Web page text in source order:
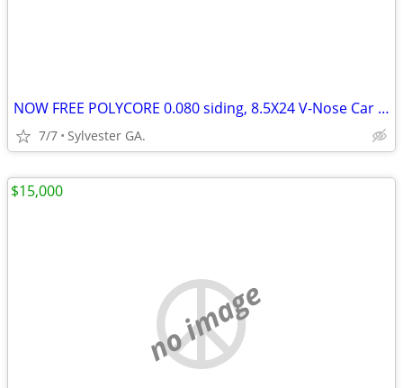
NOW FREE POLYCORE 0.080 siding, 8.5X24 V-Nose Car Hauler
7/7 Sylvester GA.
no image
$15,000